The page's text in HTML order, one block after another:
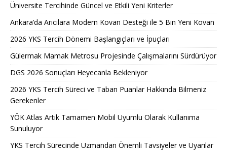
Üniversite Tercihinde Güncel ve Etkili Yeni Kriterler
Ankara’da Arıcılara Modern Kovan Desteği ile 5 Bin Yeni Kovan
2026 YKS Tercih Dönemi Başlangıçları ve İpuçları
Gülermak Mamak Metrosu Projesinde Çalışmalarını Sürdürüyor
DGS 2026 Sonuçları Heyecanla Bekleniyor
2026 YKS Tercih Süreci ve Taban Puanlar Hakkında Bilmeniz
Gerekenler
YÖK Atlas Artık Tamamen Mobil Uyumlu Olarak Kullanıma
Sunuluyor
YKS Tercih Sürecinde Uzmandan Önemli Tavsiyeler ve Uyarılar